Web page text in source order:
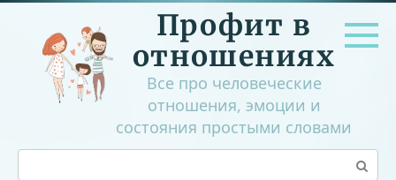
Перейти
контенту
Профит в
отношениях
Все про человеческие
отношения, эмоции и
состояния простыми словами
Поиск: